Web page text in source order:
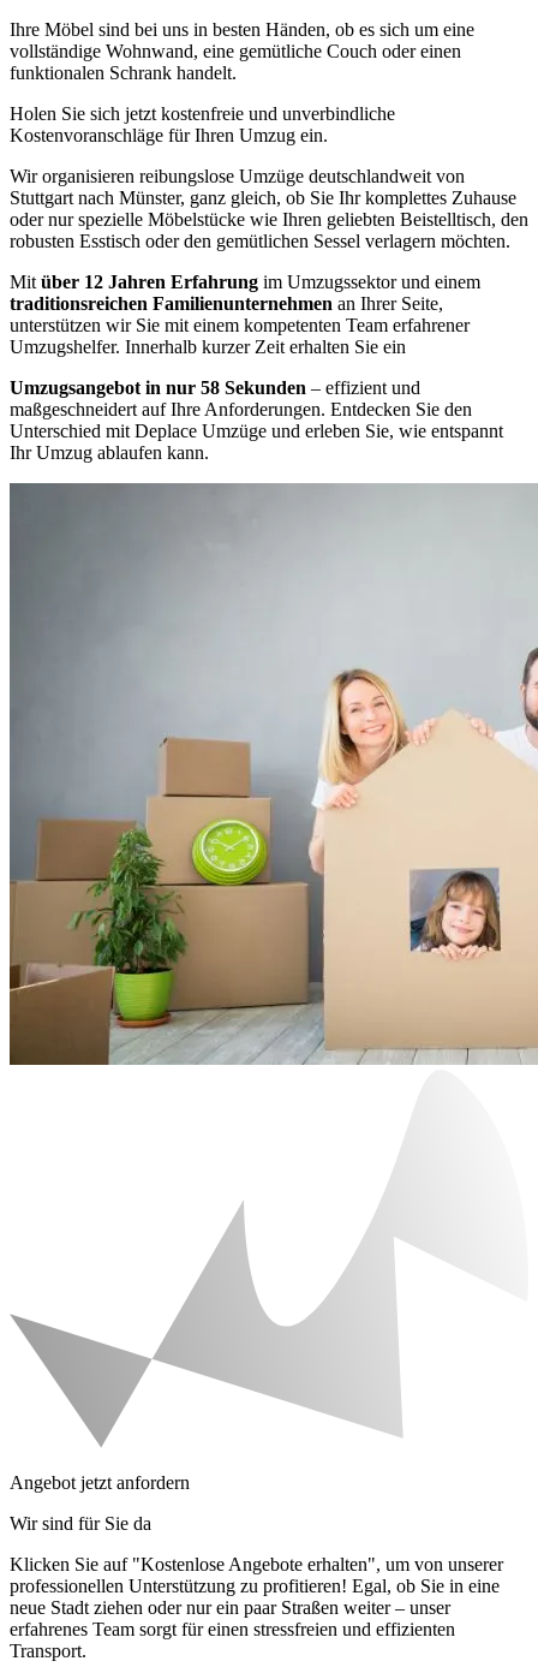
Ihre Möbel sind bei uns in besten Händen, ob es sich um eine
vollständige Wohnwand, eine gemütliche Couch oder einen
funktionalen Schrank handelt.
Holen Sie sich jetzt kostenfreie und unverbindliche
Kostenvoranschläge für Ihren Umzug ein.
Wir organisieren reibungslose Umzüge deutschlandweit von
Stuttgart nach Münster, ganz gleich, ob Sie Ihr komplettes Zuhause
oder nur spezielle Möbelstücke wie Ihren geliebten Beistelltisch, den
robusten Esstisch oder den gemütlichen Sessel verlagern möchten.
Mit über 12 Jahren Erfahrung im Umzugssektor und einem
traditionsreichen Familienunternehmen an Ihrer Seite,
unterstützen wir Sie mit einem kompetenten Team erfahrener
Umzugshelfer. Innerhalb kurzer Zeit erhalten Sie ein
Umzugsangebot in nur 58 Sekunden – effizient und
maßgeschneidert auf Ihre Anforderungen. Entdecken Sie den
Unterschied mit Deplace Umzüge und erleben Sie, wie entspannt
Ihr Umzug ablaufen kann.
Angebot jetzt anfordern
Wir sind für Sie da
Klicken Sie auf "Kostenlose Angebote erhalten", um von unserer
professionellen Unterstützung zu profitieren! Egal, ob Sie in eine
neue Stadt ziehen oder nur ein paar Straßen weiter – unser
erfahrenes Team sorgt für einen stressfreien und effizienten
Transport.